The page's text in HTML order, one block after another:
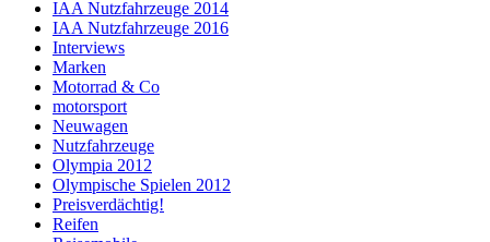
IAA Nutzfahrzeuge 2014
IAA Nutzfahrzeuge 2016
Interviews
Marken
Motorrad & Co
motorsport
Neuwagen
Nutzfahrzeuge
Olympia 2012
Olympische Spielen 2012
Preisverdächtig!
Reifen